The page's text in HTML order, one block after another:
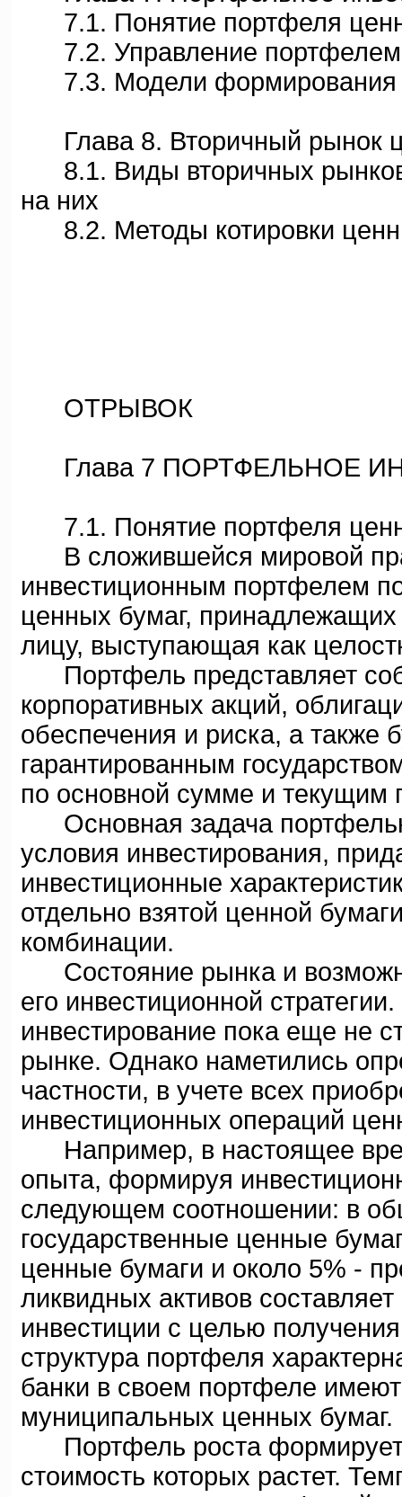
7.1. Понятие портфеля
7.2. Управление портфелем
7.3. Модели формирования
Глава 8. Вторичный рынок
8.1. Виды вторичных рынков
на них
8.2. Методы котировки
ОТРЫВОК
Глава 7 ПОРТФЕЛЬНОЕ
7.1. Понятие портфеля
В сложившейся мировой
инвестиционным портфелем
ценных бумаг,
лицу, выступающая как
Портфель представляет
корпоративных акций,
обеспечения и риска, а
гарантированным
по основной сумме и текущим
Основная задача
условия инвестирования,
инвестиционные
отдельно взятой ценной
комбинации.
Состояние рынка и
его инвестиционной
инвестирование пока еще не
рынке. Однако наметились
частности, в учете всех
инвестиционных операций
Например, в настоящее
опыта, формируя
следующем соотношении: в
государственные ценные
ценные бумаги и около 5% -
ликвидных активов
инвестиции с целью
структура портфеля
банки в своем портфеле
муниципальных ценных бумаг.
Портфель роста
стоимость которых растет.